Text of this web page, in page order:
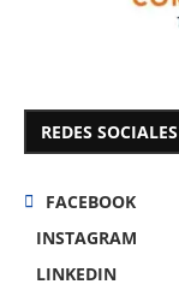
REDES SOCIALES
FACEBOOK
INSTAGRAM
LINKEDIN